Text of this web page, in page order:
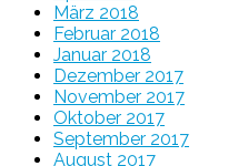
März 2018
Februar 2018
Januar 2018
Dezember 2017
November 2017
Oktober 2017
September 2017
August 2017